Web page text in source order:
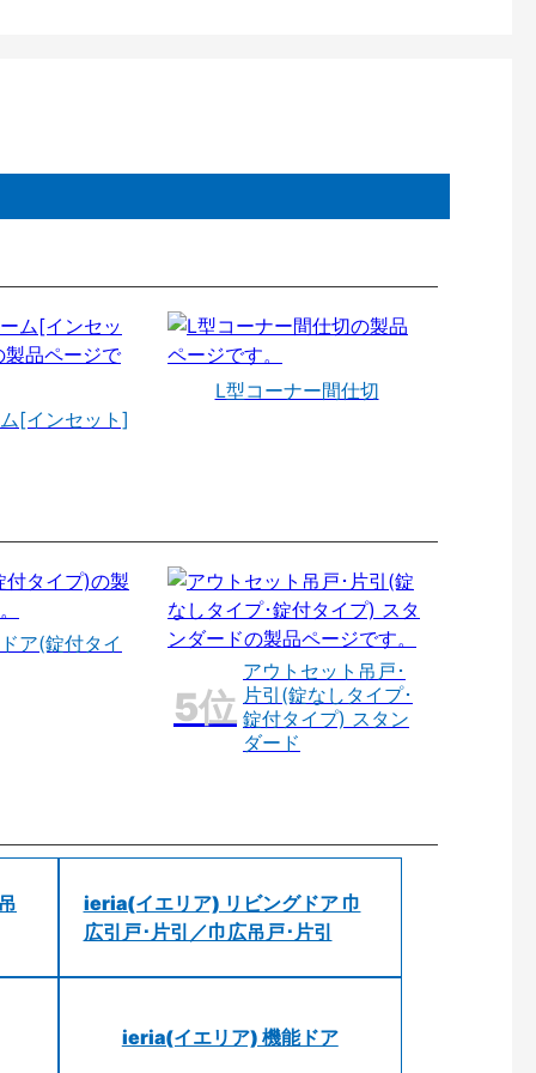
[インセット]
L型コーナー間仕切
ア(錠付タイ
アウトセット吊戸･
片引(錠なしタイプ･
錠付タイプ) スタン
ダード
ieria(イエリア) リビングドア 巾
広引戸･片引／巾広吊戸･片引
ieria(イエリア) 機能ドア